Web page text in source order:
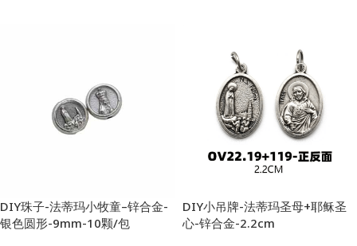
DIY珠子-法蒂玛小牧童–锌合金-
银色圆形-9mm-10颗/包
DIY小吊牌-法蒂玛圣母+耶稣圣
心-锌合金-2.2cm